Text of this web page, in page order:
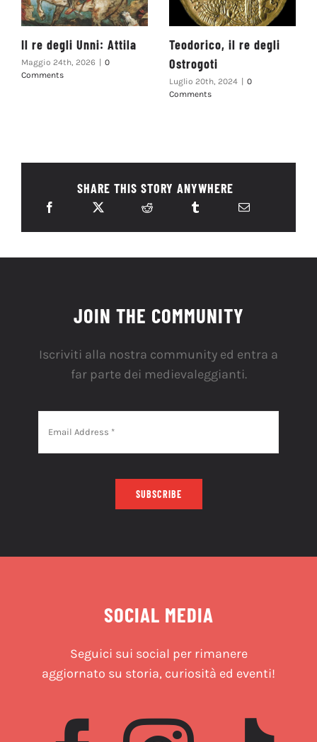
Il re degli Unni: Attila
Maggio 24th, 2026
0
Comments
Teodorico, il re degli
Ostrogoti
Luglio 20th, 2024
0
Comments
SHARE THIS STORY ANYWHERE
JOIN THE COMMUNITY
Iscriviti alla nostra community ed entra a
far parte dei medievaleggianti.
SUBSCRIBE
SOCIAL MEDIA
Seguici sui social per rimanere
aggiornato su storia, curiosità ed eventi!